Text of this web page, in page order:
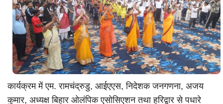
कार्यक्रम में एम. रामचंद्रुडु, आईएएस, निदेशक जनगणना, अजय
कुमार, अध्यक्ष बिहार ओलंपिक एसोसिएशन तथा हरिद्वार से पधारे